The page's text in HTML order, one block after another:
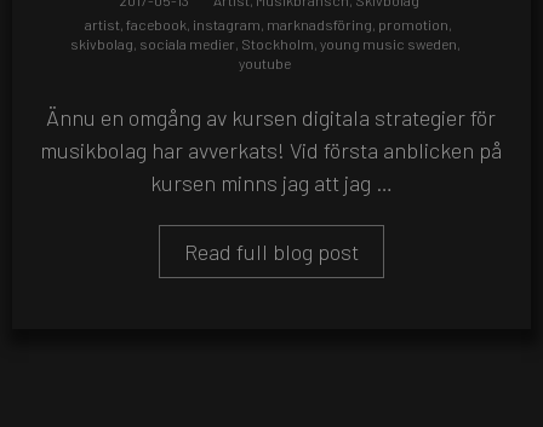
artist,facebook, instagram, marknadsföring, promotion,
skivbolag, sociala medier, Stockholm, young music sweden,
youtube
Ännu en omgång av kursen digitala strategier för
musikbolag har avverkats! Vid första anblicken på
kursen minns jag att jag …
Read full blog post